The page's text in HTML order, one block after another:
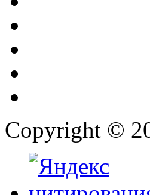
Copyright ©